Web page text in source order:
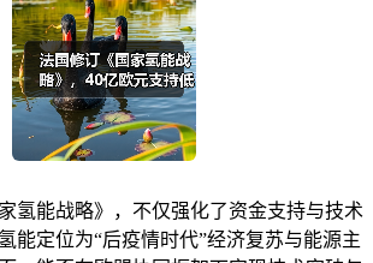
氢能战略》，不仅强化了资金支持与技术
能定位为“后疫情时代”经济复苏与能源主